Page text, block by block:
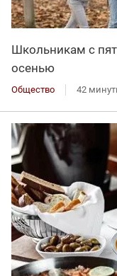
Школьникам с
осенью
Общество 42